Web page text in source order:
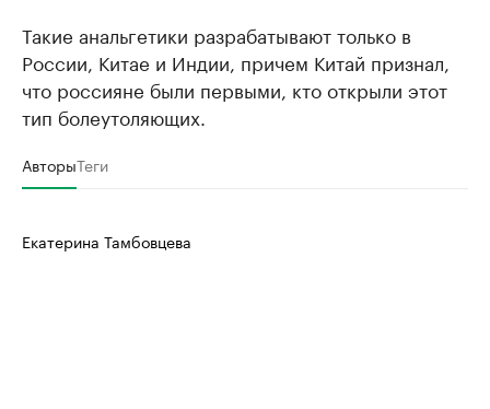
Такие анальгетики разрабатывают только в
России, Китае и Индии, причем Китай признал,
что россияне были первыми, кто открыли этот
тип болеутоляющих.
АвторыТеги
Екатерина Тамбовцева